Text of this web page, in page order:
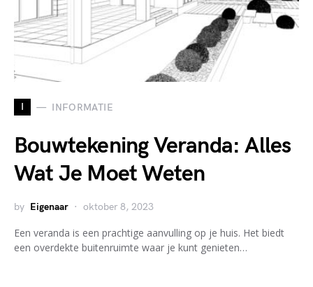
I INFORMATIE
Bouwtekening Veranda: Alles
Wat Je Moet Weten
by Eigenaar oktober 8, 2023
Een veranda is een prachtige aanvulling op je huis. Het biedt
een overdekte buitenruimte waar je kunt genieten…